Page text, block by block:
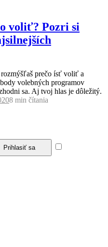
voliť? Pozri si
prečo ísť voliť a
volebných programov
sa. Aj tvoj hlas je dôležitý.
8 min čítania